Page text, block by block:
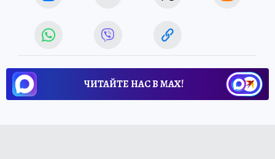
ЧИТАЙТЕ НАС В МАХ!